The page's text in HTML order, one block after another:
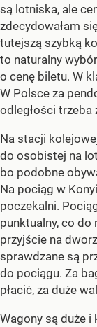
są lotniska, ale
zdecydowałam
tutejszą szybką
to naturalny
o cenę biletu. W
W Polsce za
odległości trzeba
Na stacji
do osobistej na
bo podobne
Na pociąg w
poczekalni.
punktualny, co do
przyjście na
sprawdzane są
do pociągu. Za
płacić, za duże
Wagony są duże